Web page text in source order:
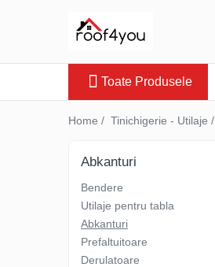
Tinichigerie - Scule
Foarfeci cu taiere dreapta
Foarfeci pentru crestaturi
Foarfeci speciale
Toate Produsele
Home / Tinichigerie - Utilaje /
Abkanturi
Bendere
Utilaje pentru tabla
Abkanturi
Prefaltuitoare
Derulatoare